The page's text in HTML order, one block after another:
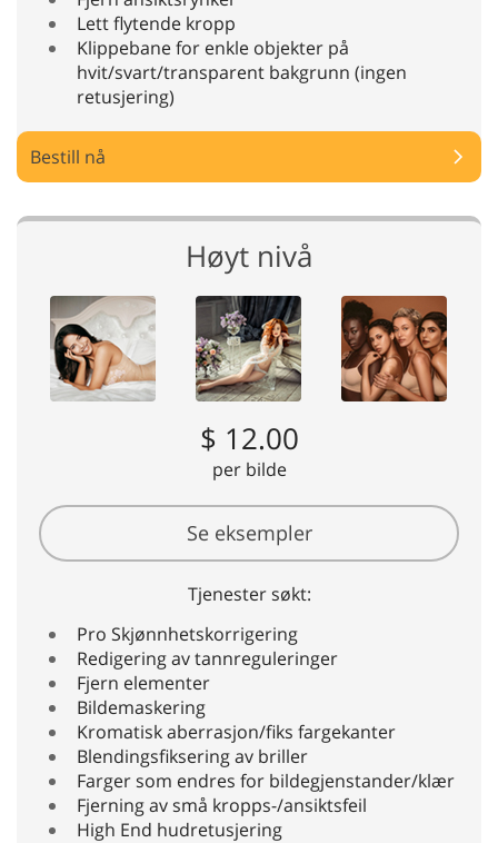
Lett flytende kropp
Klippebane for enkle objekter på
hvit/svart/transparent bakgrunn (ingen
retusjering)
Bestill nå
Høyt nivå
$ 12.00
per bilde
Se eksempler
Tjenester søkt:
Pro Skjønnhetskorrigering
Redigering av tannreguleringer
Fjern elementer
Bildemaskering
Kromatisk aberrasjon/fiks fargekanter
Blendingsfiksering av briller
Farger som endres for bildegjenstander/klær
Fjerning av små kropps-/ansiktsfeil
High End hudretusjering